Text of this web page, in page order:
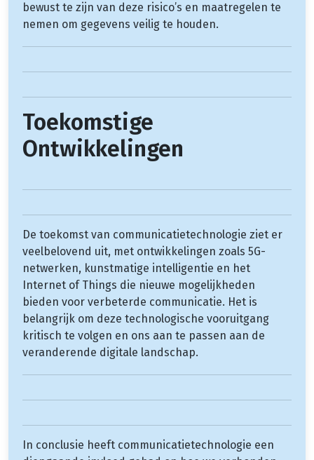
bewust te zijn van deze risico’s en maatregelen te
nemen om gegevens veilig te houden.
Toekomstige
Ontwikkelingen
De toekomst van communicatietechnologie ziet er
veelbelovend uit, met ontwikkelingen zoals 5G-
netwerken, kunstmatige intelligentie en het
Internet of Things die nieuwe mogelijkheden
bieden voor verbeterde communicatie. Het is
belangrijk om deze technologische vooruitgang
kritisch te volgen en ons aan te passen aan de
veranderende digitale landschap.
In conclusie heeft communicatietechnologie een